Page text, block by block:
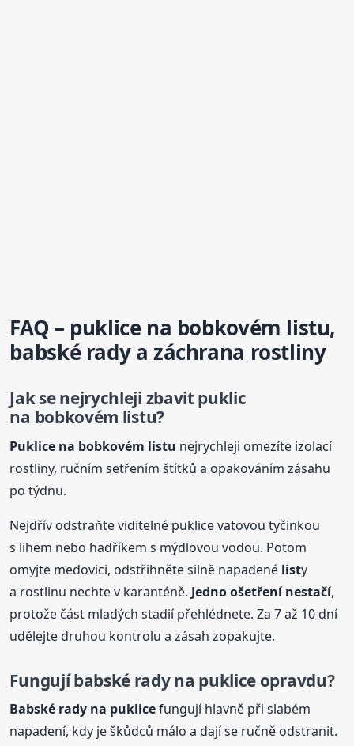
FAQ – puklice na bobkovém listu,
babské rady a záchrana rostliny
Jak se nejrychleji zbavit puklic
na bobkovém listu?
Puklice na bobkovém listu nejrychleji omezíte izolací
rostliny, ručním setřením štítků a opakováním zásahu
po týdnu.
Nejdřív odstraňte viditelné puklice vatovou tyčinkou
s lihem nebo hadříkem s mýdlovou vodou. Potom
omyjte medovici, odstřihněte silně napadené listy
a rostlinu nechte v karanténě. Jedno ošetření nestačí,
protože část mladých stadií přehlédnete. Za 7 až 10 dní
udělejte druhou kontrolu a zásah zopakujte.
Fungují babské rady na puklice opravdu?
Babské rady na puklicefungují hlavně při slabém
napadení, kdy je škůdců málo a dají se ručně odstranit.